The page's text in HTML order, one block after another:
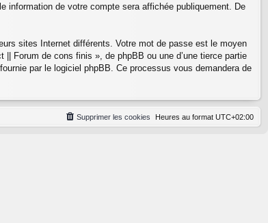
information de votre compte sera affichée publiquement. De
sites Internet différents. Votre mot de passe est le moyen
Forum de cons finis », de phpBB ou une d’une tierce partie
par le logiciel phpBB. Ce processus vous demandera de
Heures au format UTC+02:00
Supprimer les cookies